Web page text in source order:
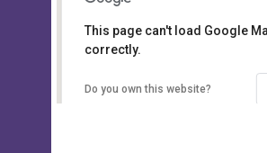
Board of Intermediate &
Secondary Education,
Sylhet
This page can't load Google